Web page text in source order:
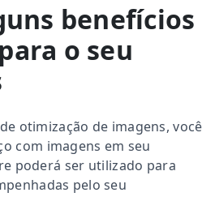
benefícios
o seu
otimização de imagens, você
com imagens em seu
poderá ser utilizado para
pelo seu